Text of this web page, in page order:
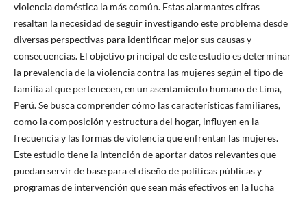
violencia doméstica la más común. Estas alarmantes cifras
resaltan la necesidad de seguir investigando este problema desde
diversas perspectivas para identificar mejor sus causas y
consecuencias. El objetivo principal de este estudio es determinar
la prevalencia de la violencia contra las mujeres según el tipo de
familia al que pertenecen, en un asentamiento humano de Lima,
Perú. Se busca comprender cómo las características familiares,
como la composición y estructura del hogar, influyen en la
frecuencia y las formas de violencia que enfrentan las mujeres.
Este estudio tiene la intención de aportar datos relevantes que
puedan servir de base para el diseño de políticas públicas y
programas de intervención que sean más efectivos en la lucha